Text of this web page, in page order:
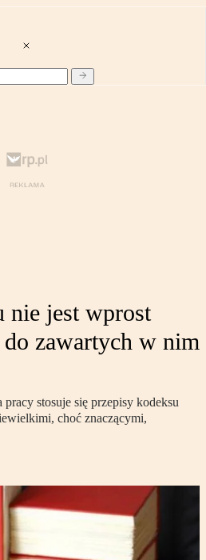
nie jest wprost
zawartych w nim
stosuje się przepisy kodeksu
choć znaczącymi,